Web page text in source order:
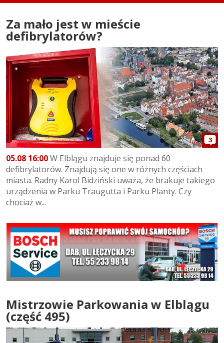
Za mało jest w mieście
defibrylatorów?
3
05.08 16:00W Elblągu znajduje się ponad 60
defibrylatorów. Znajdują się one w różnych częściach
miasta. Radny Karol Bidziński uważa, że brakuje takiego
urządzenia w Parku Traugutta i Parku Planty. Czy
chociaż w...
Mistrzowie Parkowania w Elblągu
(część 495)